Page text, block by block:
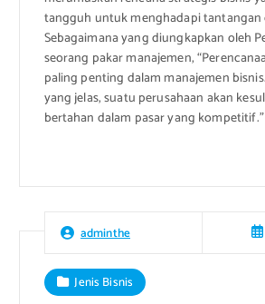
tangguh untuk menghadapi tantangan
Sebagaimana yang diungkapkan oleh
seorang pakar manajemen,
paling penting dalam manajemen
yang jelas, suatu perusahaan akan
bertahan dalam pasar yang kompetitif.”
adminthe
Jenis Bisnis